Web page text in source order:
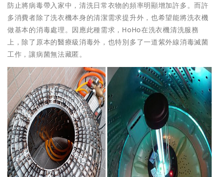
防止將病毒帶入家中，清洗日常衣物的頻率明顯增加許多。而許
多消費者除了洗衣機本身的清潔需求提升外，也希望能將洗衣機
做基本的消毒處理。因應此種需求，HoHo在洗衣機清洗服務
上，除了原本的醫療級消毒外，也特別多了一道紫外線消毒滅菌
工作，讓病菌無法藏匿。